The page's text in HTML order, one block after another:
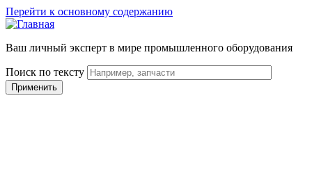
Перейти к основному содержанию
Ваш личный эксперт в мире промышленного оборудования
Поиск по тексту